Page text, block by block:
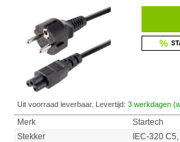
%
Uit voorraad leverbaar. Levertijd: 3 werkdagen
Merk
Startech
Stekker
IEC-320